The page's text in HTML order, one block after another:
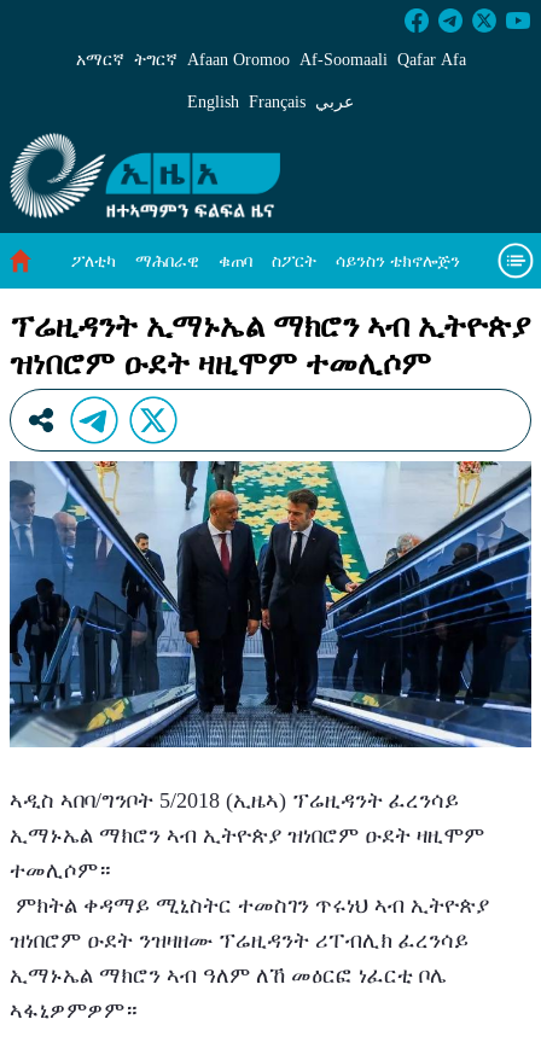
ፕሬዚዳንት ኢማኑኤል ማክሮን ኣብ ኢትዮጵያ
አማርኛ ትግርኛ Afaan Oromoo Af‑Soomaali Qafar Afa
English Français عربي
ፖለቲካ ማሕበራዊ ቁጠባ ስፖርት ሳይንስን ቴክኖሎጅን
ፕሬዚዳንት ኢማኑኤል ማክሮን ኣብ ኢትዮጵያ
ዝነበሮም ዑደት ዛዚሞም ተመሊሶም
ኣዲስ ኣበባ/ግንቦት 5/2018 (ኢዜኣ) ፕሬዚዳንት ፈረንሳይ
ኢማኑኤል ማክሮን ኣብ ኢትዮጵያ ዝነበሮም ዑደት ዛዚሞም
ተመሊሶም።
ዝነበሮም ዑደት ንዝዛዘሙ ፕሬዚዳንት ሪፐብሊክ ፈረንሳይ
ኢማኑኤል ማክሮን ኣብ ዓለም ለኸ መዕርፎ ነፈርቲ ቦሌ
ኣፋኒዎምዎም።